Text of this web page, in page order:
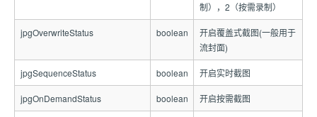
制），2（按需录制）
jpgOverwriteStatus boolean
开启覆盖式截图(一般用于
流封面)
jpgSequenceStatus boolean 开启实时截图
jpgOnDemandStatus boolean 开启按需截图